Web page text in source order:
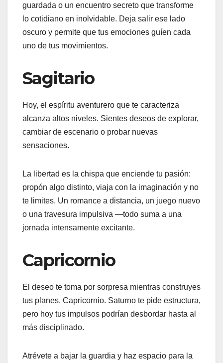
guardada o un encuentro secreto que transforme
lo cotidiano en inolvidable. Deja salir ese lado
oscuro y permite que tus emociones guíen cada
uno de tus movimientos.
Sagitario
Hoy, el espíritu aventurero que te caracteriza
alcanza altos niveles. Sientes deseos de explorar,
cambiar de escenario o probar nuevas
sensaciones.
La libertad es la chispa que enciende tu pasión:
propón algo distinto, viaja con la imaginación y no
te limites. Un romance a distancia, un juego nuevo
o una travesura impulsiva —todo suma a una
jornada intensamente excitante.
Capricornio
El deseo te toma por sorpresa mientras construyes
tus planes, Capricornio. Saturno te pide estructura,
pero hoy tus impulsos podrían desbordar hasta al
más disciplinado.
Atrévete a bajar la guardia y haz espacio para la